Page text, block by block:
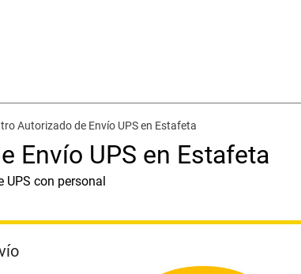
Autorizado de Envío UPS en Estafeta
Envío UPS en Estafeta
UPS con personal